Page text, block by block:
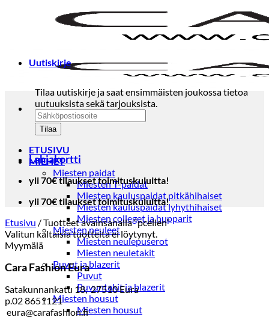
ETUSIVU
MIEHET
Miesten paidat
Miesten T-paidat
Miesten kauluspaidat pitkähihaiset
Miesten kauluspaidat lyhythihaiset
Miesten colleget ja hupparit
Miesten neuleet
Miesten neulepuserot
Miesten neuletakit
Puvut ja blazerit
Puvut
Puvuntakit ja blazerit
Miesten housut
Miesten housut
Uutiskirje
Tilaa uutiskirje ja saat ensimmäisten joukossa tietoa
uutuuksista sekä tarjouksista.
Lahjakortti
yli 70€ tilaukset toimituskuluitta!
yli 70€ tilaukset toimituskuluitta!
Etusivu /Tuotteet avainsanalla “pcellen”
Valitun kaltaisia tuotteita ei löytynyt.
Myymälä
Cara Fashion Eura
Satakunnankatu 18, 27510 Eura
p.02 8651121
eura@carafashion.fi